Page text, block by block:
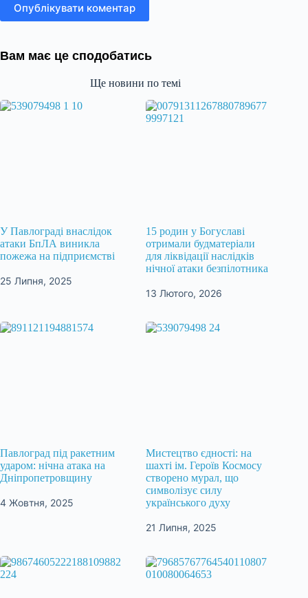
Опублікувати коментар
Вам має це сподобатись
Ще новини по темі
У Павлограді внаслідок
атаки БпЛА виникла
пожежа на підприємстві
25 Липня, 2025
15 родин у Богуславі
отримали будматеріали
для ліквідації наслідків
нічної атаки безпілотника
13 Лютого, 2026
Павлоград під ракетним
ударом: нічна атака на
Дніпропетровщину
4 Жовтня, 2025
Мистецтво єдності: на
шахті ім. Героїв Космосу
створено мурал, що
символізує силу
українського духу
21 Липня, 2025